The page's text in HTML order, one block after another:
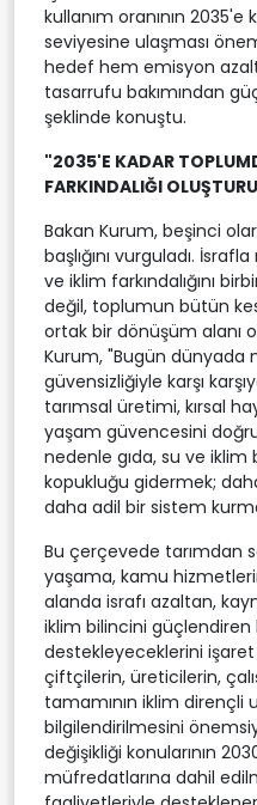
kullanım oranının 2035'e
seviyesine ulaşması
hedef hem emisyon
tasarrufu bakımından
şeklinde konuştu.
"2035'E KADAR
FARKINDALIĞI
Bakan Kurum, beşinci
başlığını vurguladı.
ve iklim farkındalığını
değil, toplumun bütün
ortak bir dönüşüm alanı
Kurum, "Bugün dünyada
güvensizliğiyle karşı
tarımsal üretimi, kırsal
yaşam güvencesini
nedenle gıda, su ve iklim
kopukluğu gidermek;
daha adil bir sistem
Bu çerçevede tarımdan
yaşama, kamu
alanda israfı azaltan,
iklim bilincini güçlendiren
destekleyeceklerini
çiftçilerin, üreticilerin,
tamamının iklim
bilgilendirilmesini
değişikliği konularının
müfredatlarına dahil